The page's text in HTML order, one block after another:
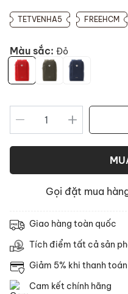
TETVENHA5 FREEHCM
Màu sắc: Đỏ
Gọi đặt mua
Giao hàng toàn quốc
Tích điểm tất cả sản
Giảm 5% khi thanh
Cam kết chính hãng